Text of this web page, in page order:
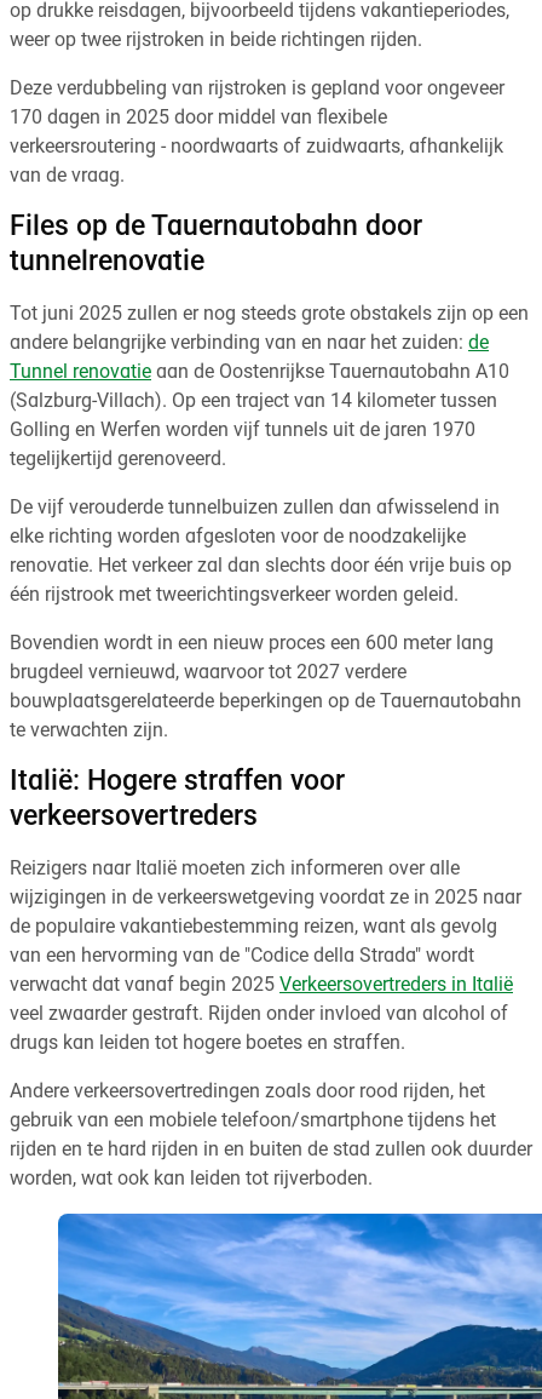
op drukke reisdagen, bijvoorbeeld tijdens vakantieperiodes,
weer op twee rijstroken in beide richtingen rijden.
Deze verdubbeling van rijstroken is gepland voor ongeveer
170 dagen in 2025 door middel van flexibele
verkeersroutering - noordwaarts of zuidwaarts, afhankelijk
van de vraag.
Files op de Tauernautobahn door
tunnelrenovatie
Tot juni 2025 zullen er nog steeds grote obstakels zijn op een
andere belangrijke verbinding van en naar het zuiden: de
Tunnel renovatie aan de Oostenrijkse Tauernautobahn A10
(Salzburg-Villach). Op een traject van 14 kilometer tussen
Golling en Werfen worden vijf tunnels uit de jaren 1970
tegelijkertijd gerenoveerd.
De vijf verouderde tunnelbuizen zullen dan afwisselend in
elke richting worden afgesloten voor de noodzakelijke
renovatie. Het verkeer zal dan slechts door één vrije buis op
één rijstrook met tweerichtingsverkeer worden geleid.
Bovendien wordt in een nieuw proces een 600 meter lang
brugdeel vernieuwd, waarvoor tot 2027 verdere
bouwplaatsgerelateerde beperkingen op de Tauernautobahn
te verwachten zijn.
Italië: Hogere straffen voor
verkeersovertreders
Reizigers naar Italië moeten zich informeren over alle
wijzigingen in de verkeerswetgeving voordat ze in 2025 naar
de populaire vakantiebestemming reizen, want als gevolg
van een hervorming van de "Codice della Strada" wordt
verwacht dat vanaf begin 2025 Verkeersovertreders in Italië
veel zwaarder gestraft. Rijden onder invloed van alcohol of
drugs kan leiden tot hogere boetes en straffen.
Andere verkeersovertredingen zoals door rood rijden, het
gebruik van een mobiele telefoon/smartphone tijdens het
rijden en te hard rijden in en buiten de stad zullen ook duurder
worden, wat ook kan leiden tot rijverboden.